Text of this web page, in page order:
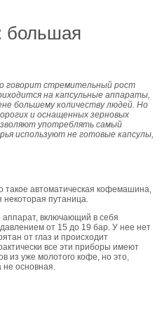
большая
говорит стремительный рост
на капсульные аппараты,
большему количеству людей. Но
и оснащенных зерновых
употреблять самый
используют не готовые капсулы,
такое автоматическая кофемашина,
некоторая путаница.
включающий в себя
от 15 до 19 бар. У нее нет
от глаз и происходит
все эти приборы имеют
из уже молотого кофе, но это,
не основная.